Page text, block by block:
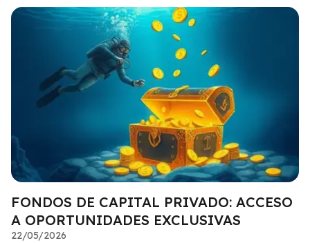
FONDOS DE CAPITAL PRIVADO: ACCESO
A OPORTUNIDADES EXCLUSIVAS
22/05/2026